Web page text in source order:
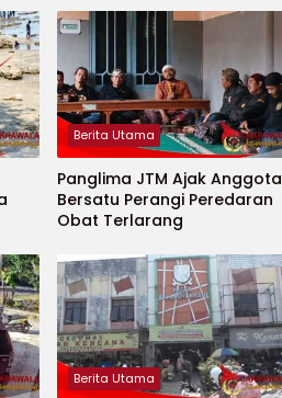
Berita Utama
Panglima JTM Ajak Anggota
Bersatu Perangi Peredaran
Obat Terlarang
Berita Utama